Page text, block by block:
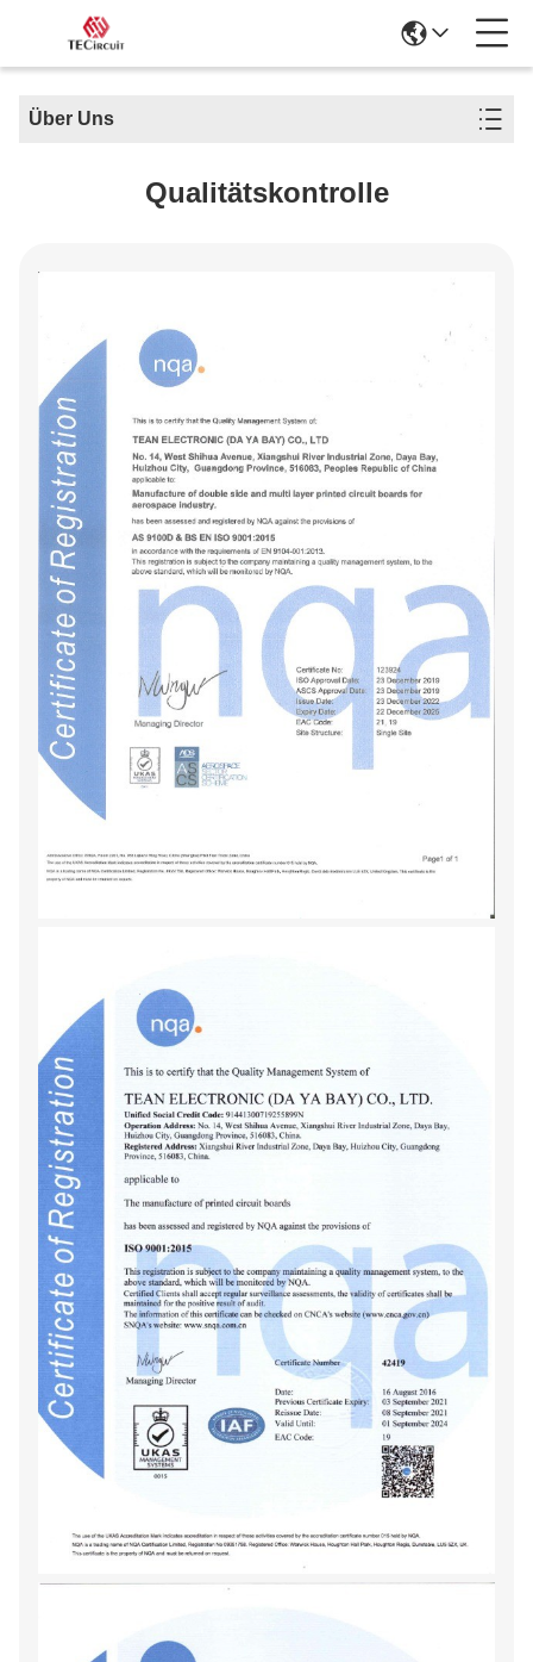
Über Uns
Qualitätskontrolle